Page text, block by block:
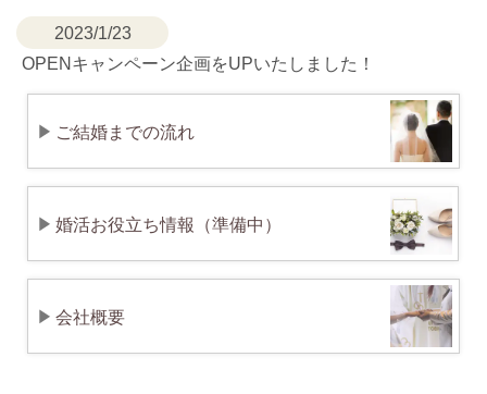
2023/1/23
OPENキャンペーン企画をUPいたしました！
ご結婚までの流れ
婚活お役立ち情報（準備中）
会社概要